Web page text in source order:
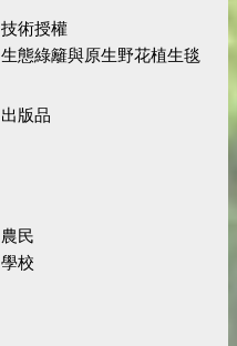
技術授權
生態綠籬與原生野花植生毯
出版品
農民
學校